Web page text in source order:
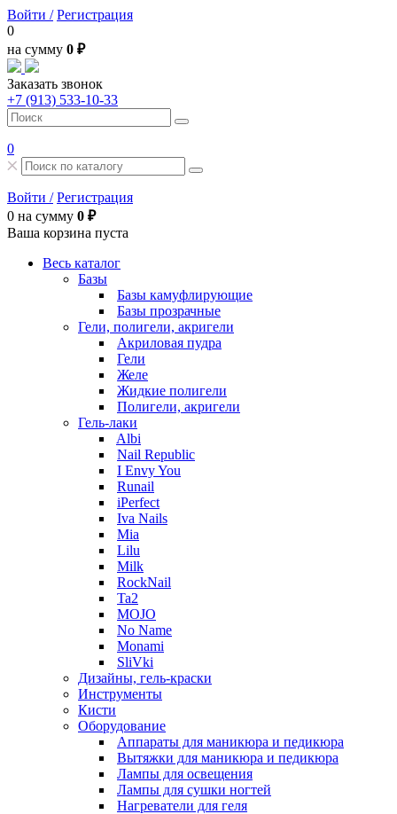
Войти / Регистрация
0
на сумму 0 ₽
Заказать звонок
+7 (913) 533-10-33
0
Войти / Регистрация
0 на сумму 0 ₽
Ваша корзина пуста
Весь каталог
Базы
Базы камуфлирующие
Базы прозрачные
Гели, полигели, акригели
Акриловая пудра
Гели
Желе
Жидкие полигели
Полигели, акригели
Гель-лаки
Albi
Nail Republic
I Envy You
Runail
iPerfect
Iva Nails
Mia
Lilu
Milk
RockNail
Ta2
MOJO
No Name
Monami
SliVki
Дизайны, гель-краски
Инструменты
Кисти
Оборудование
Аппараты для маникюра и педикюра
Вытяжки для маникюра и педикюра
Лампы для освещения
Лампы для сушки ногтей
Нагреватели для геля